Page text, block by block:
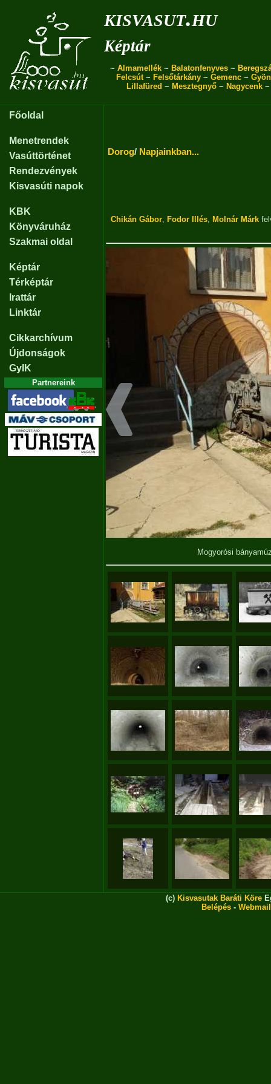
kisvasut.hu
Képtár
~ Almamellék ~ Balatonfenyves ~
Felcsút~ Felsőtárkány ~ Gemenc ~
Lillafüred ~ Mesztegnyő~ Nagycenk
Főoldal
Menetrendek
Vasúttörténet
Rendezvények
Kisvasúti napok
KBK
Könyváruház
Szakmai oldal
Képtár
Térképtár
Irattár
Linktár
Cikkarchívum
Újdonságok
GyIK
Partnereink
Dorog/ Napjainkban...
Chikán Gábor, Fodor Illés, Molnár Márk
Mogyorósi
(c) Kisvasutak Baráti Köre
Belépés - Webmail